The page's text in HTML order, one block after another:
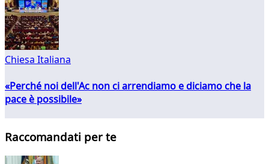
Chiesa Italiana
«Perché noi dell'Ac non ci arrendiamo e diciamo che la
pace è possibile»
Raccomandati per te